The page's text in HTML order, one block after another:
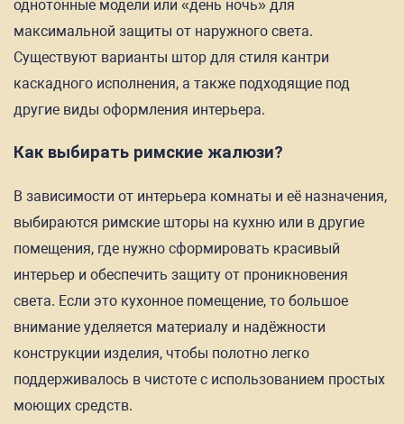
однотонные модели или «день ночь» для
максимальной защиты от наружного света.
Существуют варианты штор для стиля кантри
каскадного исполнения, а также подходящие под
другие виды оформления интерьера.
Как выбирать римские жалюзи?
В зависимости от интерьера комнаты и её назначения,
выбираются римские шторы на кухню или в другие
помещения, где нужно сформировать красивый
интерьер и обеспечить защиту от проникновения
света. Если это кухонное помещение, то большое
внимание уделяется материалу и надёжности
конструкции изделия, чтобы полотно легко
поддерживалось в чистоте с использованием простых
моющих средств.